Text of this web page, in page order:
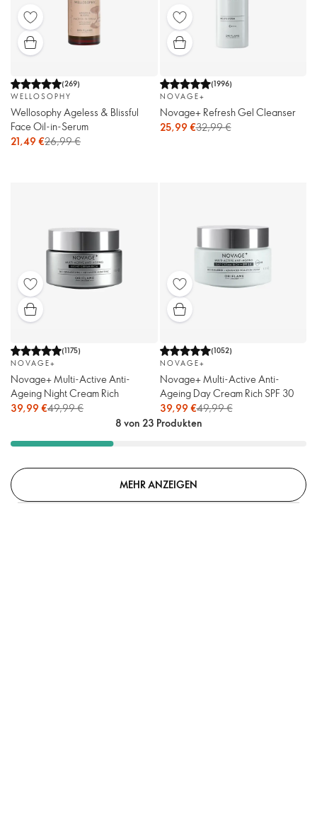
(269)
WELLOSOPHY
Wellosophy Ageless & Blissful
Face Oil-in-Serum
21,49 €26,99 €
(1996)
NOVAGE+
Novage+ Refresh Gel Cleanser
25,99 €32,99 €
(1175)
NOVAGE+
Novage+ Multi-Active Anti-
Ageing Night Cream Rich
39,99 €49,99 €
(1052)
NOVAGE+
Novage+ Multi-Active Anti-
Ageing Day Cream Rich SPF 30
39,99 €49,99 €
8 von 23 Produkten
MEHR ANZEIGEN